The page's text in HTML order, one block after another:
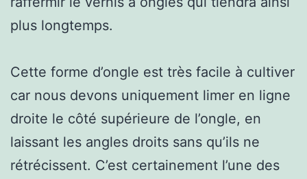
plus longtemps.
Cette forme d’ongle est très facile à cultiver
car nous devons uniquement limer en ligne
droite le côté supérieure de l’ongle, en
laissant les angles droits sans qu’ils ne
rétrécissent. C’est certainement l’une des